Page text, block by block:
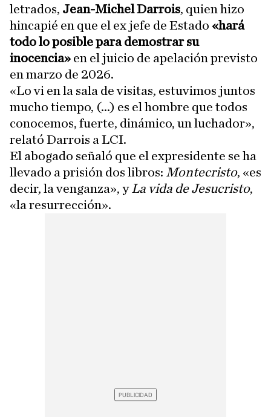
letrados, Jean-Michel Darrois, quien hizo
hincapié en que el ex jefe de Estado «hará
todo lo posible para demostrar su
inocencia» en el juicio de apelación previsto
en marzo de 2026.
«Lo vi en la sala de visitas, estuvimos juntos
mucho tiempo, (...) es el hombre que todos
conocemos, fuerte, dinámico, un luchador»,
relató Darrois a LCI.
El abogado señaló que el expresidente se ha
llevado a prisión dos libros: Montecristo, «es
decir, la venganza», y La vida de Jesucristo,
«la resurrección».